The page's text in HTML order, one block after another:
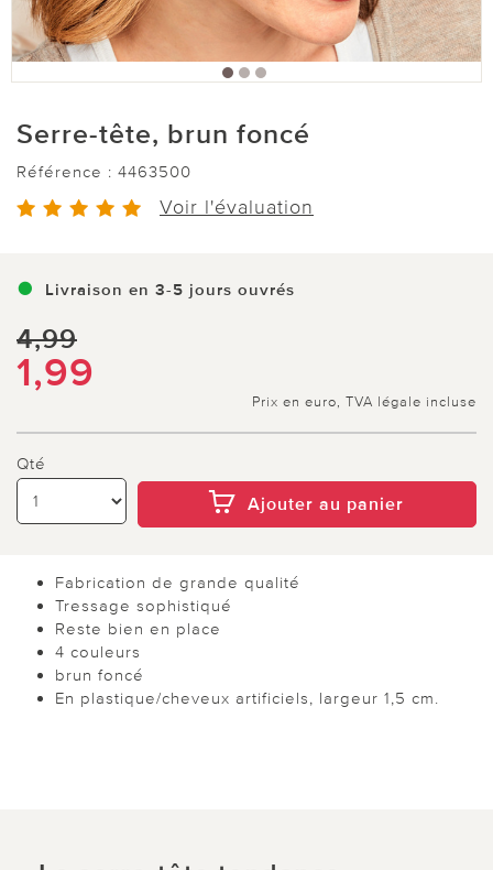
Serre-tête, brun foncé
Référence : 4463500
Voir l'évaluation
Livraison en 3-5 jours ouvrés
4,99
1,99
Prix en euro, TVA légale incluse
Qté
Ajouter au panier
Fabrication de grande qualité
Tressage sophistiqué
Reste bien en place
4 couleurs
brun foncé
En plastique/cheveux artificiels, largeur 1,5 cm.